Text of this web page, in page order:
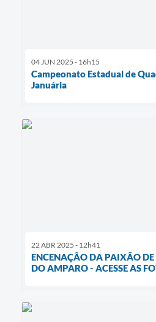
04 JUN 2025 - 16h15
Campeonato Estadual de
Januária
22 ABR 2025 - 12h41
ENCENAÇÃO DA PAIXÃO DE
DO AMPARO - ACESSE AS